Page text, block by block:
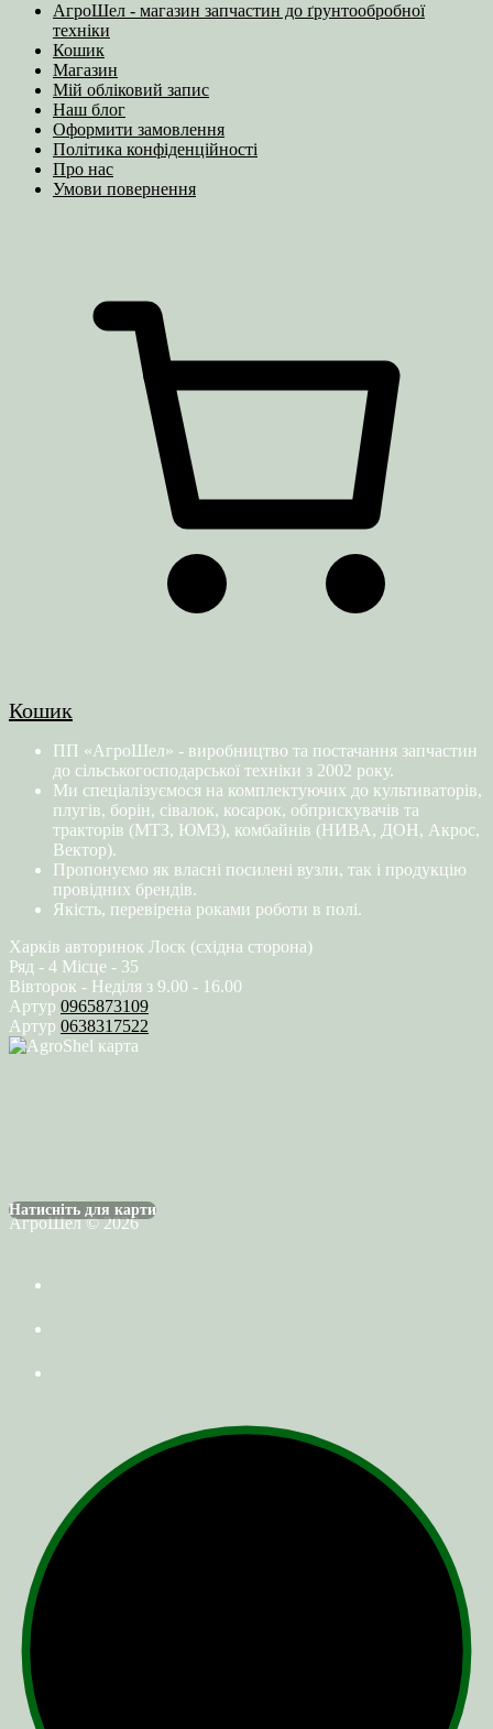
АгроШел - магазин запчастин до ґрунтообробної
техніки
Кошик
Магазин
Мій обліковий запис
Наш блог
Оформити замовлення
Політика конфіденційності
Про нас
Умови повернення
Кошик
ПП «АгроШел» - виробництво та постачання запчастин
до сільськогосподарської техніки з 2002 року.
Ми спеціалізуємося на комплектуючих до культиваторів,
плугів, борін, сівалок, косарок, обприскувачів та
тракторів (МТЗ, ЮМЗ), комбайнів (НИВА, ДОН, Акрос,
Вектор).
Пропонуємо як власні посилені вузли, так і продукцію
провідних брендів.
Якість, перевірена роками роботи в полі.
Харків авторинок Лоск (східна сторона)
Ряд - 4 Місце - 35
Вівторок - Неділя з 9.00 - 16.00
Артур 0965873109
Артур 0638317522
Натисніть для карти
АгроШел © 2026